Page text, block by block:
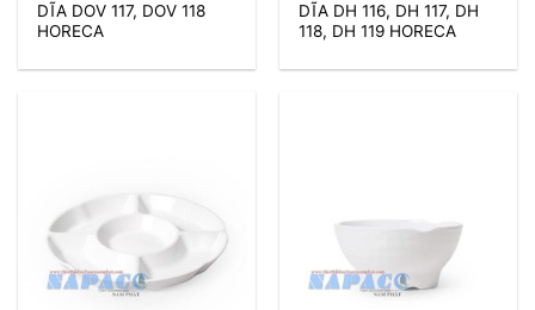
DĨA DOV 117, DOV 118
HORECA
DĨA DH 116, DH 117, DH
118, DH 119 HORECA